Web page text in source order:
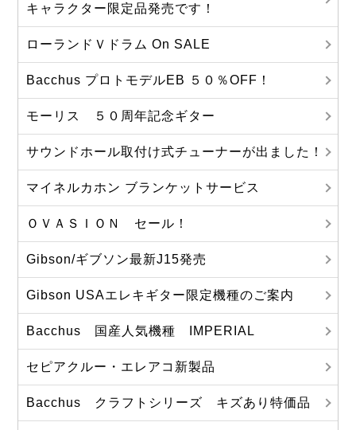
キャラクター限定品発売です！
ローランドＶドラム On SALE
Bacchus プロトモデルEB ５０％OFF！
モーリス ５０周年記念ギター
サウンドホール取付け式チューナーが出ました！
マイネルカホン ブランケットサービス
ＯＶＡＳＩＯＮ セール！
Gibson/ギブソン最新J15発売
Gibson USAエレキギター限定機種のご案内
Bacchus 国産人気機種 IMPERIAL
セピアクルー・エレアコ新製品
Bacchus クラフトシリーズ キズあり特価品